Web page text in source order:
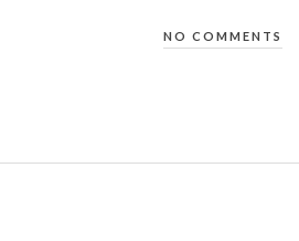
NO COMMENTS